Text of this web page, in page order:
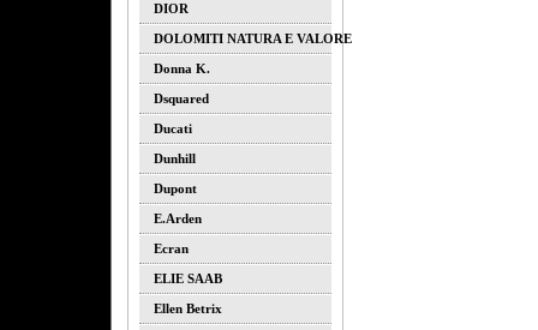
DIOR
DOLOMITI NATURA E VALORE
Donna K.
Dsquared
Ducati
Dunhill
Dupont
E.arden
Ecran
ELIE SAAB
Ellen Betrix